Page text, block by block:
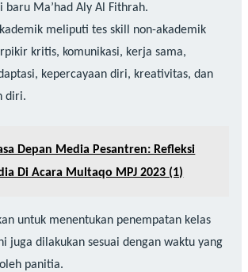
baru Ma’had Aly Al Fithrah.
meliputi tes skill non-akademik
kritis, komunikasi, kerja sama,
kepercayaan diri, kreativitas, dan
diri.
Depan Media Pesantren: Refleksi
Di Acara Multaqo MPJ 2023 (1)
untuk menentukan penempatan kelas
juga dilakukan sesuai dengan waktu yang
panitia.